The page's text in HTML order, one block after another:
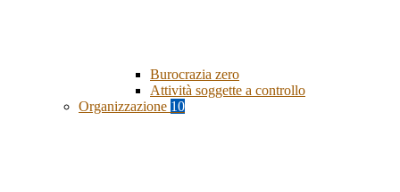
Burocrazia zero
Attività soggette a controllo
Organizzazione 10